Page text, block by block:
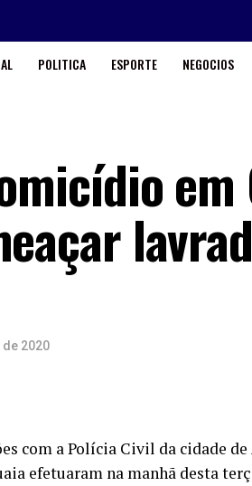
POLITICA ESPORTE NEGOCIOS
em
2020
com a Polícia Civil da cidade
efetuaram na manhã desta